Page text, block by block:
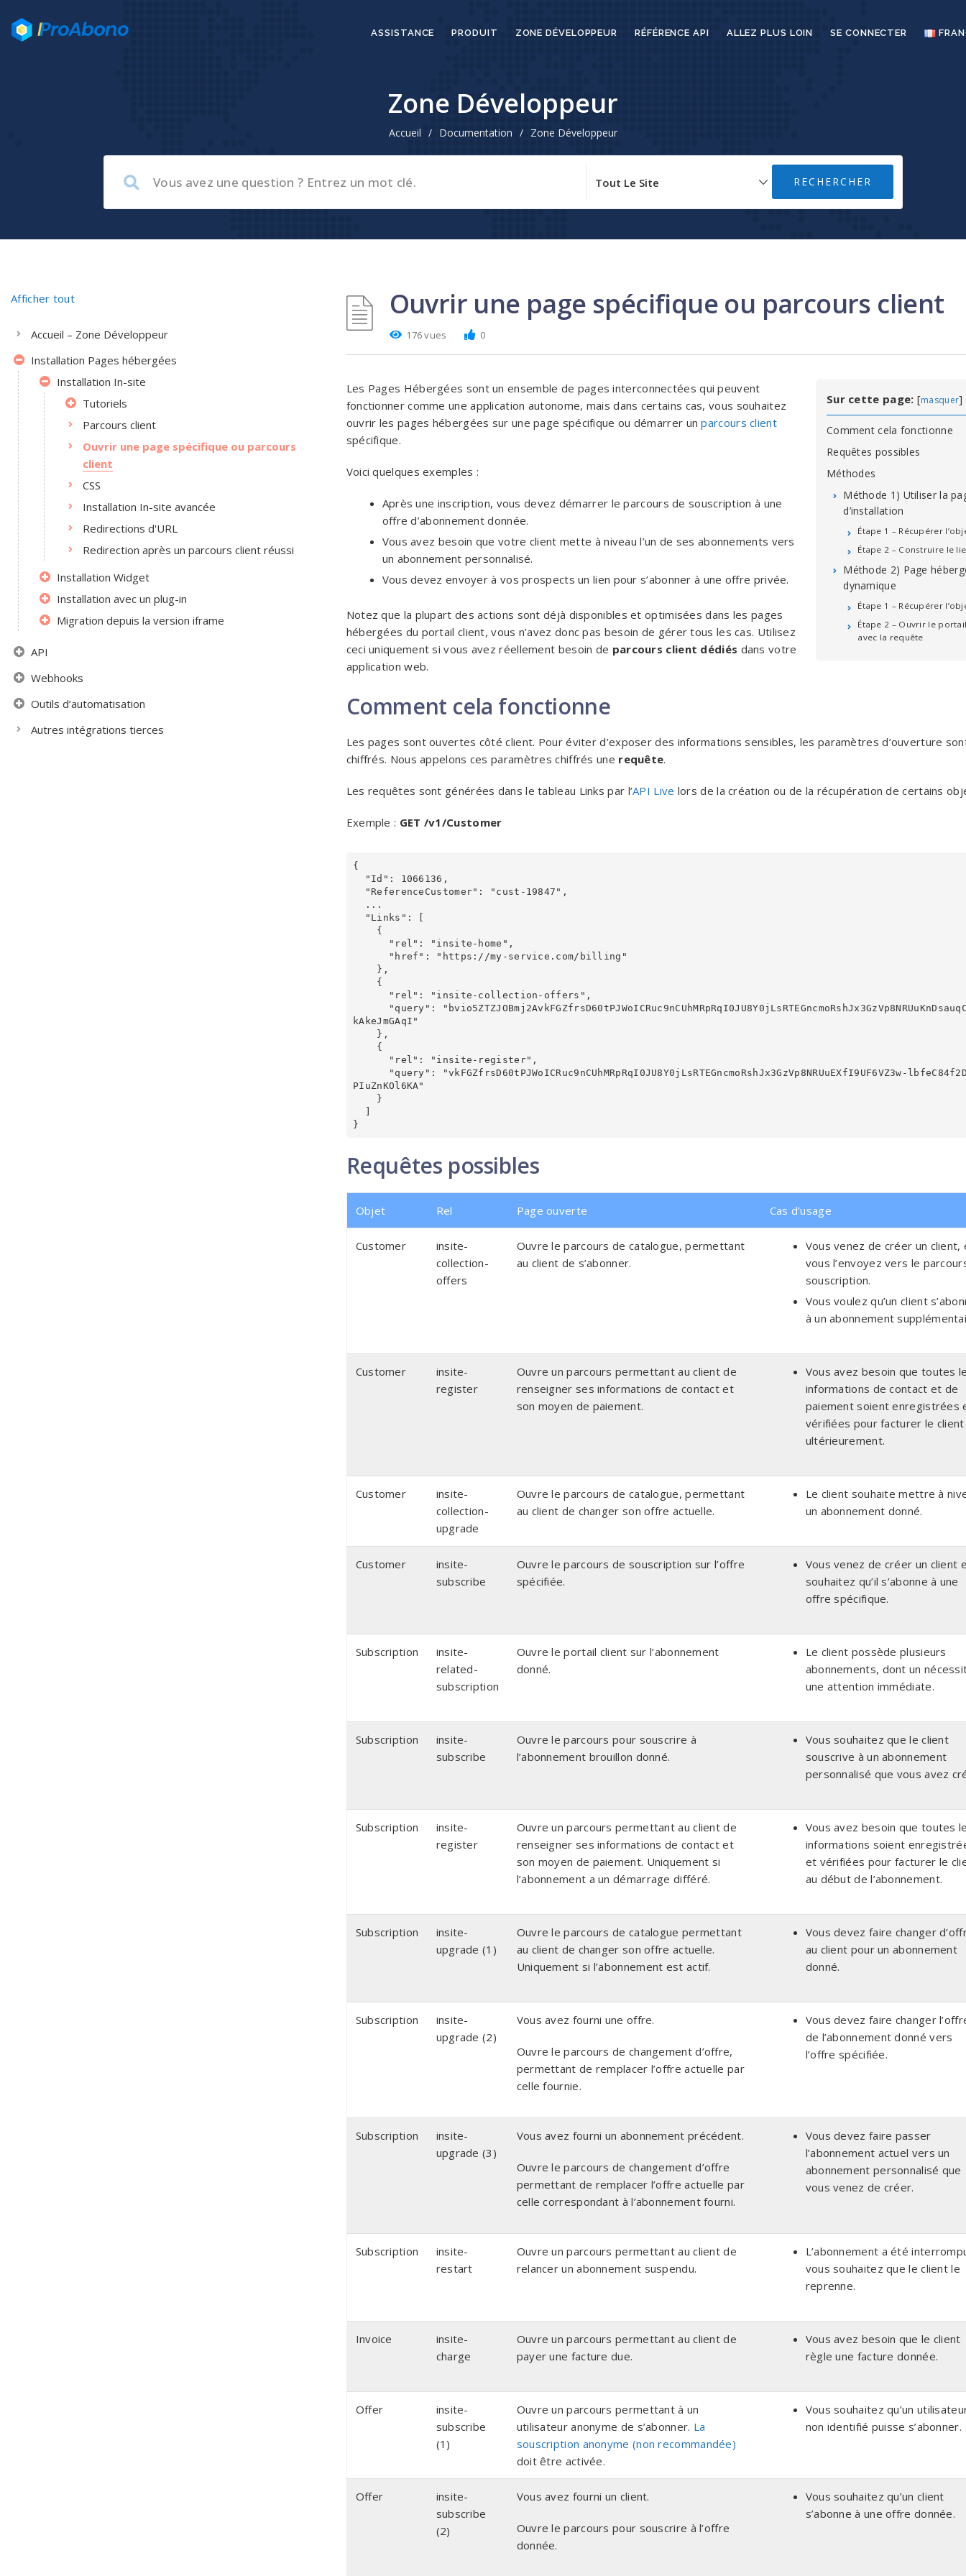
ASSISTANCE PRODUIT ZONE DÉVELOPPEUR RÉFÉRENCE API ALLEZ PLUS LOIN SE CONNECTER
Zone Développeur
Accueil / Documentation / Zone Développeur
Afficher tout
Accueil – Zone Développeur
Installation Pages hébergées
Installation In-site
Tutoriels
Parcours client
Ouvrir une page spécifique ou parcours
client
CSS
Installation In-site avancée
Redirections d'URL
Redirection après un parcours client réussi
Installation Widget
Installation avec un plug-in
Migration depuis la version iframe
API
Webhooks
Outils d’automatisation
Autres intégrations tierces
Ouvrir une page spécifique ou parcours client
176 vues 0
Sur cette page: [masquer]
Comment cela fonctionne
Requêtes possibles
Méthodes
Méthode 1) Utiliser la
d’installation
Étape 1 – Récupérer
Étape 2 – Construire le
Méthode 2) Page
dynamique
Étape 1 – Récupérer
Étape 2 – Ouvrir le
avec la requête
Les Pages Hébergées sont un ensemble de pages interconnectées qui peuvent
fonctionner comme une application autonome, mais dans certains cas, vous souhaitez
ouvrir les pages hébergées sur une page spécifique ou démarrer unparcours client
spécifique.
Voici quelques exemples :
Après une inscription, vous devez démarrer le parcours de souscription à une
offre d’abonnement donnée.
Vous avez besoin que votre client mette à niveau l’un de ses abonnements vers
un abonnement personnalisé.
Vous devez envoyer à vos prospects un lien pour s’abonner à une offre privée.
Notez que la plupart des actions sont déjà disponibles et optimisées dans les pages
hébergées du portail client, vous n’avez donc pas besoin de gérer tous les cas. Utilisez
ceci uniquement si vous avez réellement besoin de parcours client dédiés dans votre
application web.
Comment cela fonctionne
Les pages sont ouvertes côté client. Pour éviter d’exposer des informations sensibles, les paramètres d’ouverture
chiffrés. Nous appelons ces paramètres chiffrés une requête.
Les requêtes sont générées dans le tableau Links par l’API Live lors de la création ou de la récupération de certains
Exemple : GET /v1/Customer
{
kAkeJmGAqI"
PIuZnKOl6KA"
Requêtes possibles
Objet Rel Page ouverte Cas d’usage
Customer
insite-
collection-
offers
Ouvre le parcours de catalogue, permettant
au client de s’abonner.
Vous venez de créer un client,
vous l’envoyez vers le
souscription.
Vous voulez qu’un client
à un abonnement
Customer
insite-
register
Ouvre un parcours permettant au client de
renseigner ses informations de contact et
son moyen de paiement.
Vous avez besoin que toutes
informations de contact et de
paiement soient enregistrées
vérifiées pour facturer le client
ultérieurement.
Customer
insite-
collection-
upgrade
Ouvre le parcours de catalogue, permettant
au client de changer son offre actuelle.
Le client souhaite mettre à
un abonnement donné.
Customer
insite-
subscribe
Ouvre le parcours de souscription sur l’offre
spécifiée.
Vous venez de créer un client
souhaitez qu’il s’abonne à une
offre spécifique.
Subscription
insite-
related-
subscription
Ouvre le portail client sur l’abonnement
donné.
Le client possède plusieurs
abonnements, dont un
une attention immédiate.
Subscription
insite-
subscribe
Ouvre le parcours pour souscrire à
l’abonnement brouillon donné.
Vous souhaitez que le client
souscrive à un abonnement
personnalisé que vous avez
Subscription
insite-
register
Ouvre un parcours permettant au client de
renseigner ses informations de contact et
son moyen de paiement. Uniquement si
l’abonnement a un démarrage différé.
Vous avez besoin que toutes
informations soient
et vérifiées pour facturer le
au début de l’abonnement.
Subscription
insite-
upgrade (1)
Ouvre le parcours de catalogue permettant
au client de changer son offre actuelle.
Uniquement si l’abonnement est actif.
Vous devez faire changer
au client pour un abonnement
donné.
Subscription
insite-
upgrade (2)
Vous avez fourni une offre.
Ouvre le parcours de changement d’offre,
permettant de remplacer l’offre actuelle par
celle fournie.
Vous devez faire changer
de l’abonnement donné vers
l’offre spécifiée.
Subscription
insite-
upgrade (3)
Vous avez fourni un abonnement précédent.
Ouvre le parcours de changement d’offre
permettant de remplacer l’offre actuelle par
celle correspondant à l’abonnement fourni.
Vous devez faire passer
l’abonnement actuel vers un
abonnement personnalisé que
vous venez de créer.
Subscription
insite-
restart
Ouvre un parcours permettant au client de
relancer un abonnement suspendu.
L’abonnement a été
vous souhaitez que le client le
reprenne.
Invoice
insite-
charge
Ouvre un parcours permettant au client de
payer une facture due.
Vous avez besoin que le client
règle une facture donnée.
Offer
insite-
subscribe
(1)
Ouvre un parcours permettant à un
utilisateur anonyme de s’abonner. La
souscription anonyme (non recommandée)
doit être activée.
Vous souhaitez qu’un
non identifié puisse s’abonner.
Offer
insite-
subscribe
(2)
Vous avez fourni un client.
Ouvre le parcours pour souscrire à l’offre
donnée.
Vous souhaitez qu’un client
s’abonne à une offre donnée.